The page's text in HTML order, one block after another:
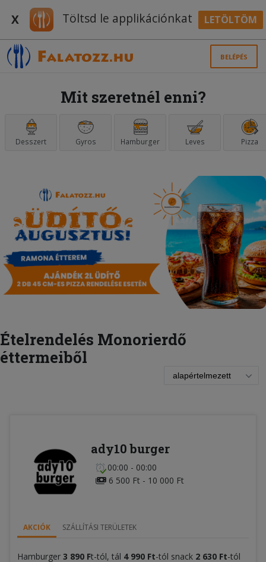
X Töltsd le applikációnkat LETÖLTÖM
BELÉPÉS
Mit szeretnél enni?
Desszert Gyros Hamburger Leves Pizza
Ételrendelés Monorierdő
éttermeiből
ady10 burger
00:00 - 00:00
6 500 Ft - 10 000 Ft
AKCIÓK SZÁLLÍTÁSI TERÜLETEK
Hamburger 3 890 Ft-tól, tál 4 990 Ft-tól snack 2 630 Ft-tól